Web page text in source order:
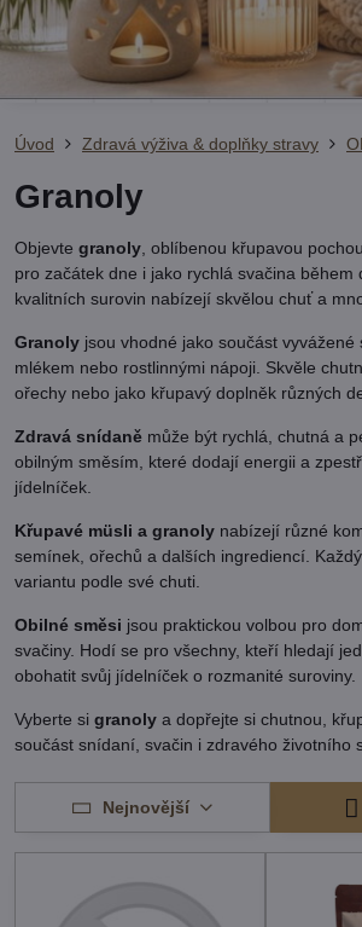
Úvod Zdravá výživa & doplňky stravy
Granoly
Objevte granoly , oblíbenou křupavou
pro začátek dne i jako rychlá svačina během
kvalitních surovin nabízejí skvělou chuť a
Granoly jsou vhodné jako součást vyvážené
mlékem nebo rostlinnými nápoji. Skvěle
ořechy nebo jako křupavý doplněk různých
Zdravá snídaně může být rychlá, chutná a
obilným směsím, které dodají energii a
jídelníček.
Křupavé müsli a granoly nabízejí různé
semínek, ořechů a dalších ingrediencí.
variantu podle své chuti.
Obilné směsi jsou praktickou volbou pro
svačiny. Hodí se pro všechny, kteří hledají
obohatit svůj jídelníček o rozmanité suroviny.
Vyberte si granoly a dopřejte si chutnou,
součást snídaní, svačin i zdravého životního
Nejnovější